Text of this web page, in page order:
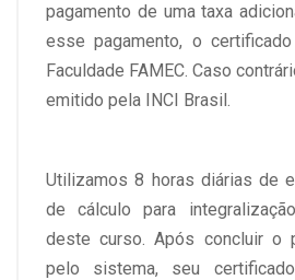
pagamento de uma taxa
esse pagamento, o
Faculdade FAMEC. Caso
emitido pela INCI Brasil.
Utilizamos 8 horas diárias de
de cálculo para
deste curso. Após concluir o
pelo sistema, seu